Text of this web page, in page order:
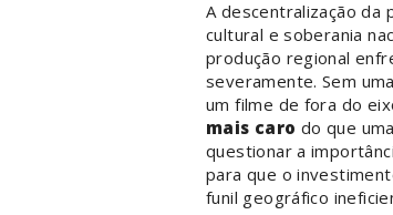
A descentralização da
cultural e soberania
produção regional
severamente. Sem
um filme de fora do
mais caro do que
questionar a
para que o
funil geográfico